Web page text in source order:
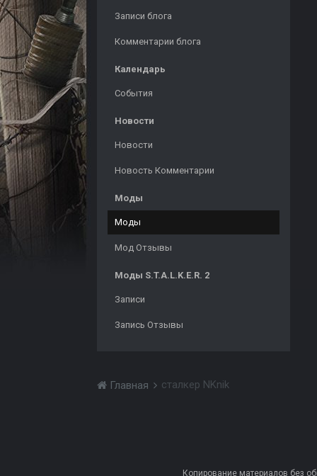
Записи блога
Комментарии блога
Календарь
События
Новости
Новости
Новость Комментарии
Моды
Моды
Мод Отзывы
Моды S.T.A.L.K.E.R. 2
Записи
Запись Отзывы
Главная сталкер NKnik
Копирование материалов без